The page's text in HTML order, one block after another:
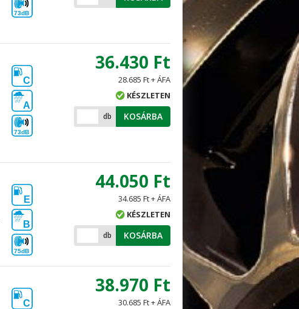
73dB
C
A
73dB
36.430 Ft
28.685 Ft + ÁFA
KÉSZLETEN
db KOSÁRBA
E
B
75dB
44.050 Ft
34.685 Ft + ÁFA
KÉSZLETEN
db KOSÁRBA
C
38.970 Ft
30.685 Ft + ÁFA